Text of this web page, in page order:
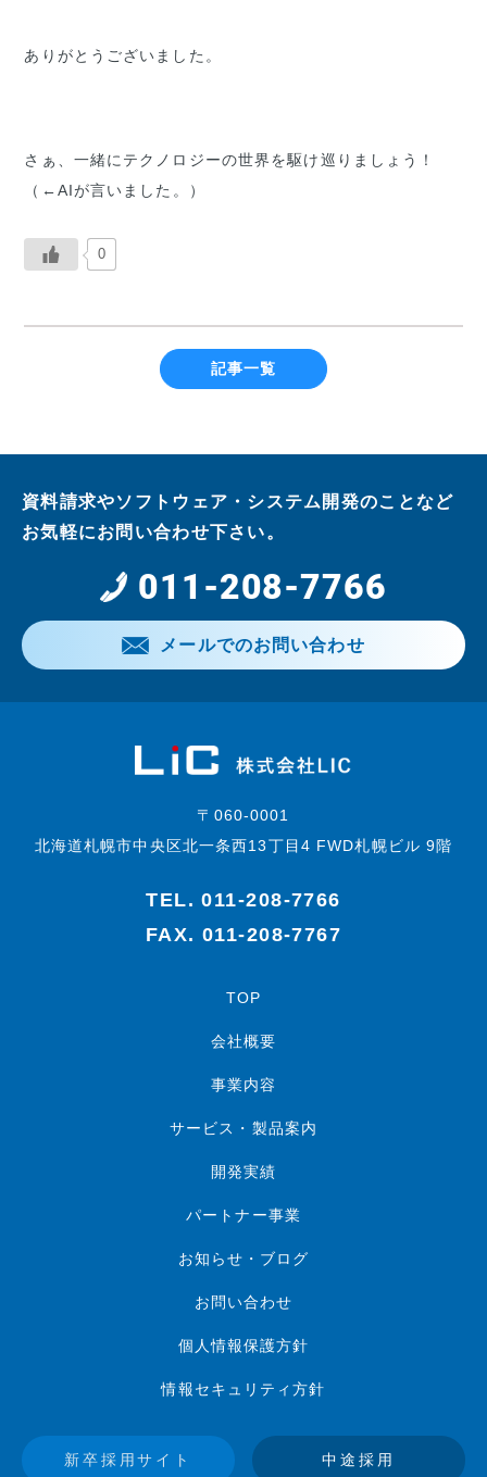
ありがとうございました。
さぁ、一緒にテクノロジーの世界を駆け巡りましょう！
（←AIが言いました。）
0
記事一覧
資料請求やソフトウェア・システム開発のことなど
お気軽にお問い合わせ下さい。
011-208-7766
メールでのお問い合わせ
〒060-0001
北海道札幌市中央区北一条西13丁目4 FWD札幌ビル 9階
TEL.011-208-7766
FAX. 011-208-7767
TOP
会社概要
事業内容
サービス・製品案内
開発実績
パートナー事業
お知らせ・ブログ
お問い合わせ
個人情報保護方針
情報セキュリティ方針
新卒採用サイト 中途採用